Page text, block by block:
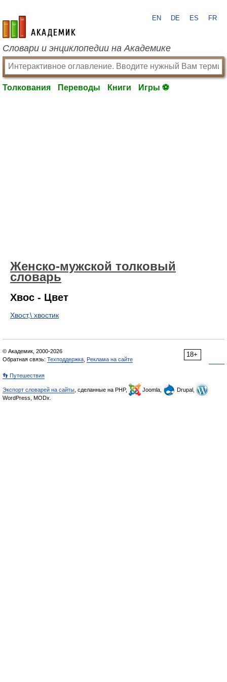
academic.ru
EN DE ES FR
Словари и энциклопедии на Академике
Толкования Переводы Книги Игры ⚽
Женско-мужской толковый
словарь
Хвос - Цвет
Хвост,\ хвостик
18+
© Академик, 2000-2026
Обратная связь: Техподдержка Реклама на сайте
👣 Путешествия
Экспорт словарей на сайты , сделанные на PHP, Joomla,
Drupal,
WordPress, MODx.